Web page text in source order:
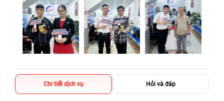
Chi tiết dịch vụ Hỏi và đáp